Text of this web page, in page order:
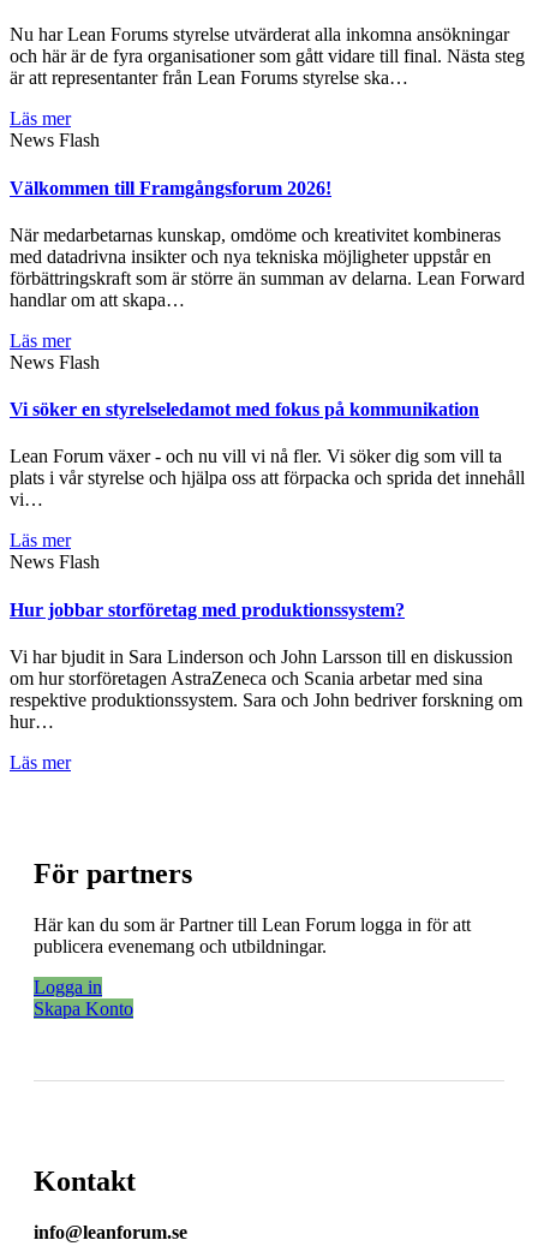
Nu har Lean Forums styrelse utvärderat alla inkomna ansökningar
och här är de fyra organisationer som gått vidare till final. Nästa steg
är att representanter från Lean Forums styrelse ska…
Läs mer
News Flash
Välkommen till Framgångsforum 2026!
När medarbetarnas kunskap, omdöme och kreativitet kombineras
med datadrivna insikter och nya tekniska möjligheter uppstår en
förbättringskraft som är större än summan av delarna. Lean Forward
handlar om att skapa…
Läs mer
News Flash
Vi söker en styrelseledamot med fokus på kommunikation
Lean Forum växer - och nu vill vi nå fler. Vi söker dig som vill ta
plats i vår styrelse och hjälpa oss att förpacka och sprida det innehåll
vi…
Läs mer
News Flash
Hur jobbar storföretag med produktionssystem?
Vi har bjudit in Sara Linderson och John Larsson till en diskussion
om hur storföretagen AstraZeneca och Scania arbetar med sina
respektive produktionssystem. Sara och John bedriver forskning om
hur…
Läs mer
För partners
Här kan du som är Partner till Lean Forum logga in för att
publicera evenemang och utbildningar.
Logga in
Skapa Konto
Kontakt
info@leanforum.se